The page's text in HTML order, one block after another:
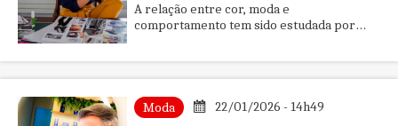
A relação entre cor, moda e
comportamento tem sido estudada por
Moda 22/01/2026 - 14h49